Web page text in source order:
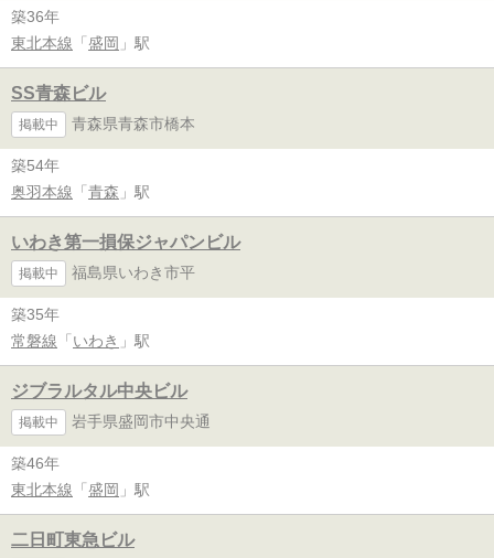
築36年
東北本線 「 盛岡 」駅
SS青森ビル
掲載中 青森県青森市橋本
築54年
奥羽本線 「 青森 」駅
いわき第一損保ジャパンビル
掲載中 福島県いわき市平
築35年
常磐線 「 いわき 」駅
ジブラルタル中央ビル
掲載中 岩手県盛岡市中央通
築46年
東北本線 「 盛岡 」駅
二日町東急ビル